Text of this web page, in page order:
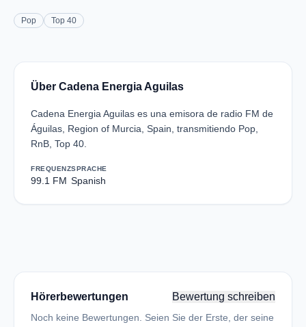
Pop Top 40
Über Cadena Energia Aguilas
Cadena Energia Aguilas es una emisora de radio FM de
Águilas, Region of Murcia, Spain, transmitiendo Pop,
RnB, Top 40.
FREQUENZ
99.1 FM
SPRACHE
Spanish
Hörerbewertungen Bewertung schreiben
Noch keine Bewertungen. Seien Sie der Erste, der seine